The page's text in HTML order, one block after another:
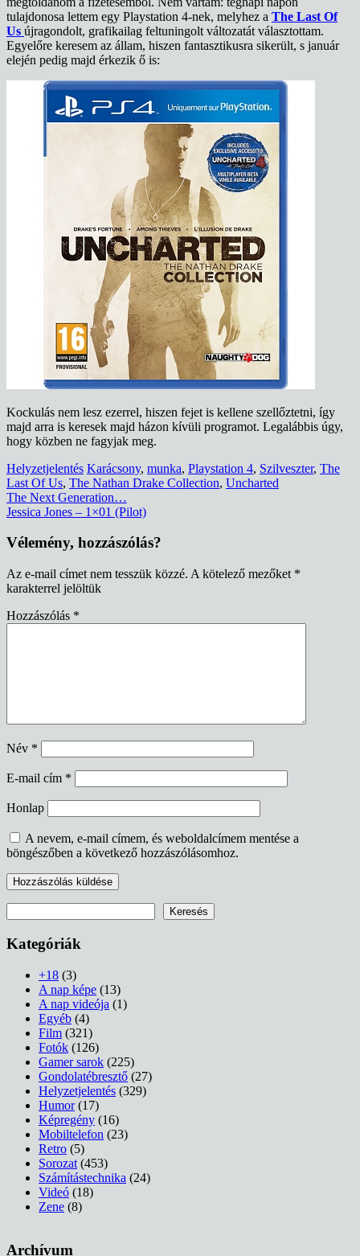
tulajdonosa lettem egy Playstation 4-nek, melyhez a The Last Of
Us újragondolt, grafikailag feltuningolt változatát választottam.
Egyelőre keresem az állam, hiszen fantasztikusra sikerült, s január
elején pedig majd érkezik ő is:
Kockulás nem lesz ezerrel, hiszen fejet is kellene szellőztetni, így
majd arra is keresek majd házon kívüli programot. Legalábbis úgy,
hogy közben ne fagyjak meg.
Helyzetjelentés Karácsony, munka, Playstation 4, Szilveszter, The
Last Of Us, The Nathan Drake Collection, Uncharted
Bejegyzés
navigáció
The Next Generation…
Jessica Jones – 1×01 (Pilot)
Vélemény, hozzászólás?
Az e-mail címet nem tesszük közzé. A kötelező mezőket *
karakterrel jelöltük
Hozzászólás *
Név *
E-mail cím *
Honlap
A nevem, e-mail címem, és weboldalcímem mentése a
böngészőben a következő hozzászólásomhoz.
Keresés
Kategóriák
+18 (3)
A nap képe (13)
A nap videója (1)
Egyéb (4)
Film (321)
Fotók (126)
Gamer sarok (225)
Gondolatébresztő (27)
Helyzetjelentés (329)
Humor(17)
Képregény (16)
Mobiltelefon (23)
Retro (5)
Sorozat (453)
Számítástechnika (24)
Videó (18)
Zene (8)
Archívum